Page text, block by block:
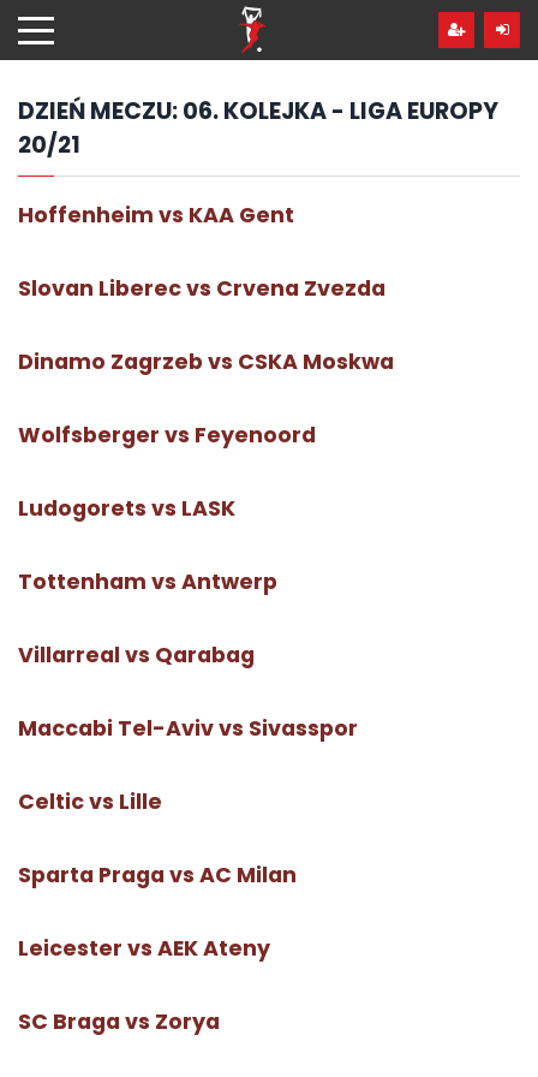
hdo
treści
DZIEŃ MECZU:06. KOLEJKA - LIGA EUROPY
20/21
Hoffenheim vs KAA Gent
Slovan Liberec vs Crvena Zvezda
Dinamo Zagrzeb vs CSKA Moskwa
Wolfsberger vs Feyenoord
Ludogorets vs LASK
Tottenham vs Antwerp
Villarreal vs Qarabag
Maccabi Tel-Aviv vs Sivasspor
Celtic vs Lille
Sparta Praga vs AC Milan
Leicester vs AEK Ateny
SC Braga vs Zorya